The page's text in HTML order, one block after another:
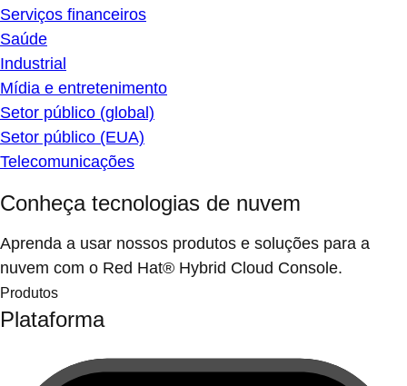
Serviços financeiros
Saúde
Industrial
Mídia e entretenimento
Setor público (global)
Setor público (EUA)
Telecomunicações
Conheça tecnologias de nuvem
Aprenda a usar nossos produtos e soluções para a
nuvem com o Red Hat® Hybrid Cloud Console.
Produtos
Plataforma